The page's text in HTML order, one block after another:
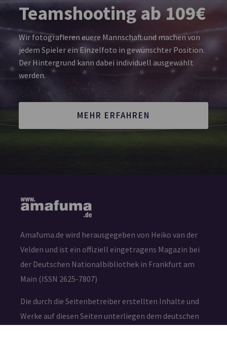
Teamshooting ab 109€
Wir fotografieren euere Mannschaft und machen von
jedem Spieler ein Einzelfoto in gewünschter Position.
Der Hintergrund kann dabei individuell ausgewählt
werden.
MEHR ERFAHREN
Amafuma.de wird herausgegeben von Heiko van der
Velden und ist ein offiziell eingetragens Magazin bei
der Deutschen Nationalbibliothek in Frankfurt am
Main (ISSN 2625-7807)
Die durch die Seitenbetreiber erstellten Inhalte und
Werke auf diesen Seiten unterliegen dem deutschen